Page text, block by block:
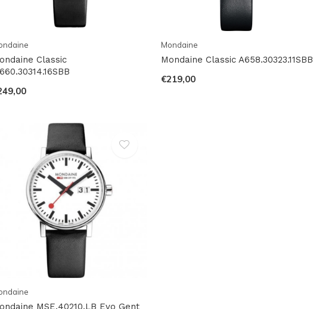
Classic
Mondaine
Mondaine Classic A658.30323.11SBB
€219,00
MSE.40210.LB Evo Gent